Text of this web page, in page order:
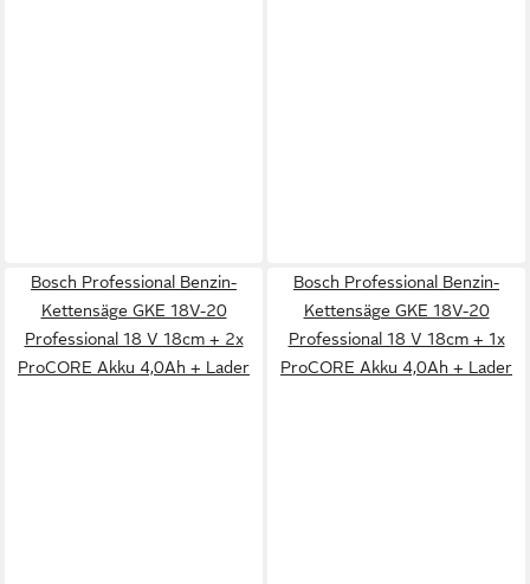
Bosch Professional Benzin-
Kettensäge GKE 18V-20
Professional 18 V 18cm + 2x
ProCORE Akku 4,0Ah + Lader
Bosch Professional Benzin-
Kettensäge GKE 18V-20
Professional 18 V 18cm + 1x
ProCORE Akku 4,0Ah + Lader